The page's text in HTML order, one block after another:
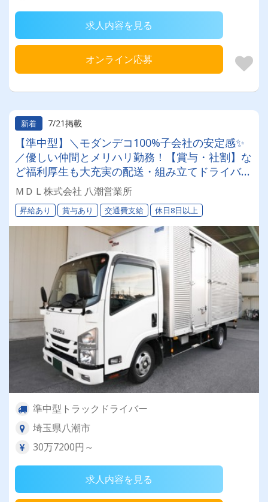
求人内容を見る
オンライン応募
新着 7/21掲載
【準中型】＼モダンデコ100%子会社の安定感✨
／優しい仲間とメリハリ勤務！【賞与・社割】な
ど福利厚生も大充実の配送・組み立てドライバー
◎大人気インテリアをお届けする、やりがいと厚
待遇を両立した環境です★
ＭＤＬ株式会社 八潮営業所
昇給あり 賞与あり 交通費支給 休日8日以上
準中型トラックドライバー
埼玉県八潮市
30万7200円～
求人内容を見る